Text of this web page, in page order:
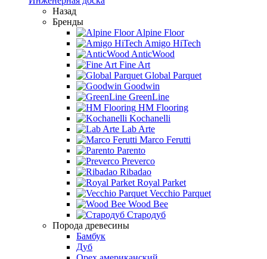
Назад
Бренды
Alpine Floor
Amigo HiTech
AnticWood
Fine Art
Global Parquet
Goodwin
GreenLine
HM Flooring
Kochanelli
Lab Arte
Marco Ferutti
Parento
Preverco
Ribadao
Royal Parket
Vecchio Parquet
Wood Bee
Стародуб
Порода древесины
Бамбук
Дуб